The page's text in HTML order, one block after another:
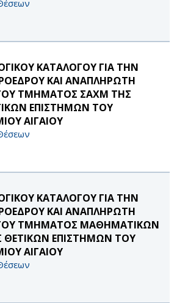
ΚΑΤΑΛΟΓΟΥ ΓΙΑ ΤΗΝ
ΚΑΙ ΑΝΑΠΛΗΡΩΤΗ
ΤΜΗΜΑΤΟΣ ΣΑΧΜ ΤΗΣ
ΕΠΙΣΤΗΜΩΝ ΤΟΥ
ΑΙΓΑΙΟΥ
ΚΑΤΑΛΟΓΟΥ ΓΙΑ ΤΗΝ
ΚΑΙ ΑΝΑΠΛΗΡΩΤΗ
ΤΜΗΜΑΤΟΣ ΜΑΘΗΜΑΤΙΚΩΝ
ΘΕΤΙΚΩΝ ΕΠΙΣΤΗΜΩΝ ΤΟΥ
ΑΙΓΑΙΟΥ